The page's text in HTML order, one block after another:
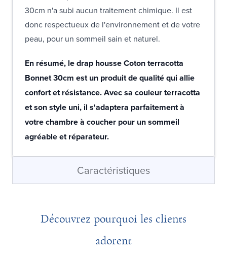
30cm n'a subi aucun traitement chimique. Il est
donc respectueux de l'environnement et de votre
peau, pour un sommeil sain et naturel.
En résumé, le drap housse Coton terracotta
Bonnet 30cm est un produit de qualité qui allie
confort et résistance. Avec sa couleur terracotta
et son style uni, il s'adaptera parfaitement à
votre chambre à coucher pour un sommeil
agréable et réparateur.
Caractéristiques
Découvrez pourquoi les clients
adorent